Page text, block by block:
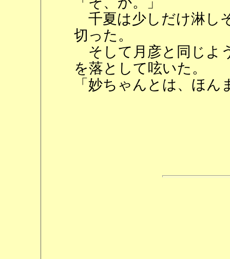
千夏は少しだけ淋し
切った。
そして月彦と同じよ
を落として呟いた。
「妙ちゃんとは、ほ